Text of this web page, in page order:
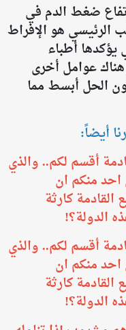
ضغط الدم في
الرئيسي هو الإفراط
يؤكدها أطباء
عوامل أخرى
الحل أبسط مما
أيضاً:
أقسم لكم.. والذي
منكم ان
كارثة
الدولة؟!
أقسم لكم.. والذي
منكم ان
كارثة
الدولة؟!